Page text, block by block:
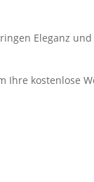
Eleganz
Ihre kostenlose